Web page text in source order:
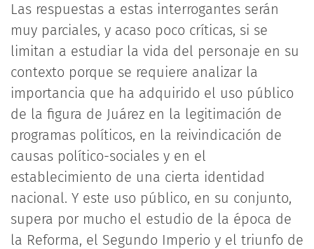
Las respuestas a estas interrogantes serán
muy parciales, y acaso poco críticas, si se
limitan a estudiar la vida del personaje en su
contexto porque se requiere analizar la
importancia que ha adquirido el uso público
de la figura de Juárez en la legitimación de
programas políticos, en la reivindicación de
causas político-sociales y en el
establecimiento de una cierta identidad
nacional. Y este uso público, en su conjunto,
supera por mucho el estudio de la época de
la Reforma, el Segundo Imperio y el triunfo de